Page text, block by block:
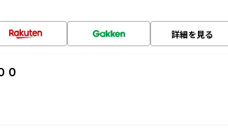
詳細を見る
０